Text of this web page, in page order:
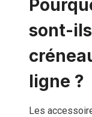
sont-
ligne ?
Les